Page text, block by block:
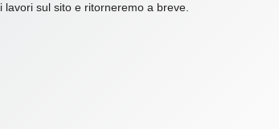
sul sito e ritorneremo a breve.